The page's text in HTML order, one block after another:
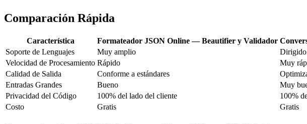
Comparación Rápida
Característica Formateador JSON Online — Beautifier y Validador
Soporte de Lenguajes
Muy amplio
Velocidad de Procesamiento Rápido
Muy
Calidad de Salida
Conforme a estándares
Entradas Grandes
Bueno
Muy
Privacidad del Código
100% del lado del cliente
100%
Costo
Gratis Gratis